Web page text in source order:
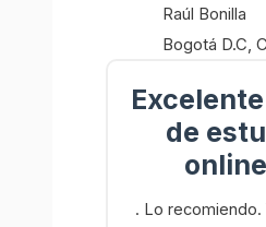
Raúl Bonilla
Bogotá D.C,
de
online
. Lo recomiendo.